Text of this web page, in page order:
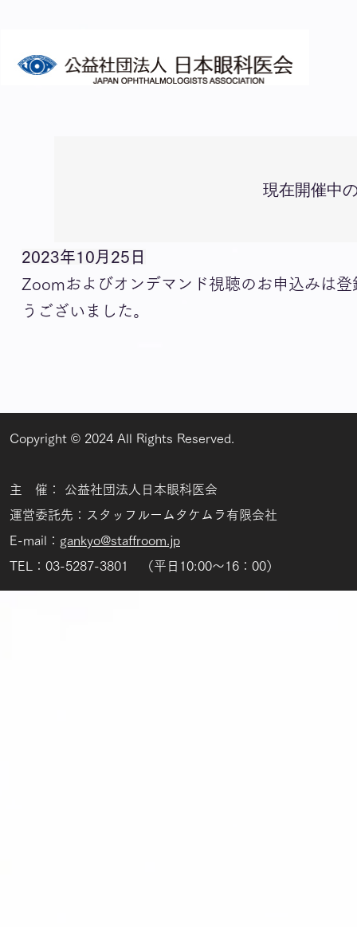
現在開催中
2023年10月25日
Zoomおよびオンデマンド視聴のお申込みは
うございました。
Copyright © 2024 All Rights Reserved.
主 催： 公益社団法人日本眼科医会
運営委託先：スタッフルームタケムラ有限会社
E-mail： gankyo@staffroom.jp
TEL：03-5287-3801 （平日10:00～16：00）